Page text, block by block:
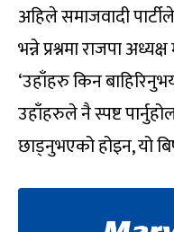
अहिले समाजवादी
भन्ने प्रश्नमा राजपा
‘उहाँहरु किन
उहाँहरुले नै स्पष्ट
छाड्नुभएको होइन, यो